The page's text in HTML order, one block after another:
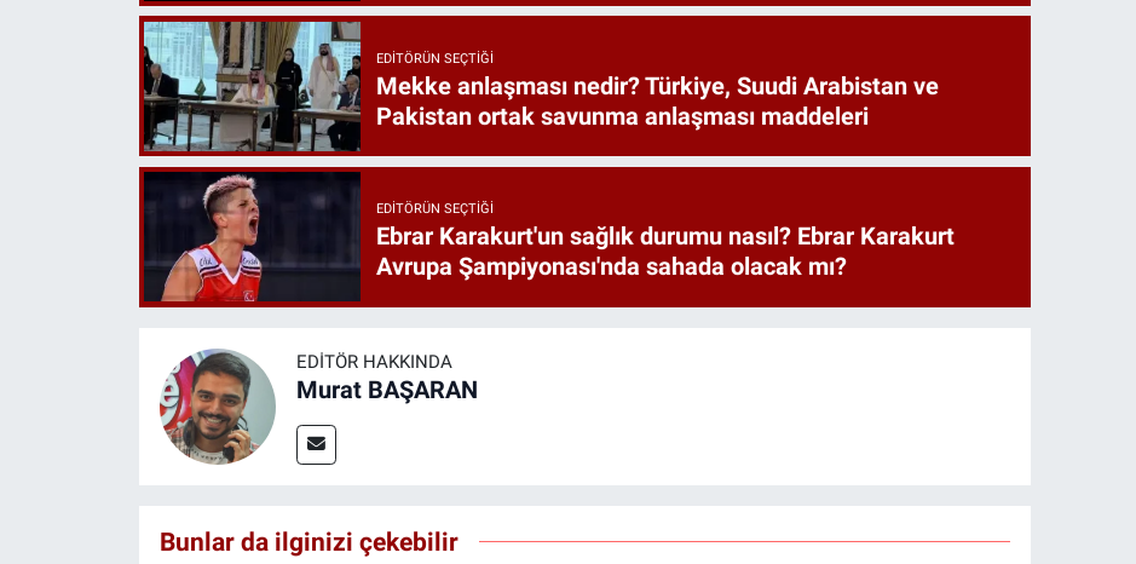
EDITÖRÜN SEÇTIĞI
Mekke anlaşması nedir? Türkiye, Suudi Arabistan ve
Pakistan ortak savunma anlaşması maddeleri
EDITÖRÜN SEÇTIĞI
Ebrar Karakurt'un sağlık durumu nasıl? Ebrar Karakurt
Avrupa Şampiyonası'nda sahada olacak mı?
EDITÖR HAKKINDA
Murat BAŞARAN
Bunlar da ilginizi çekebilir